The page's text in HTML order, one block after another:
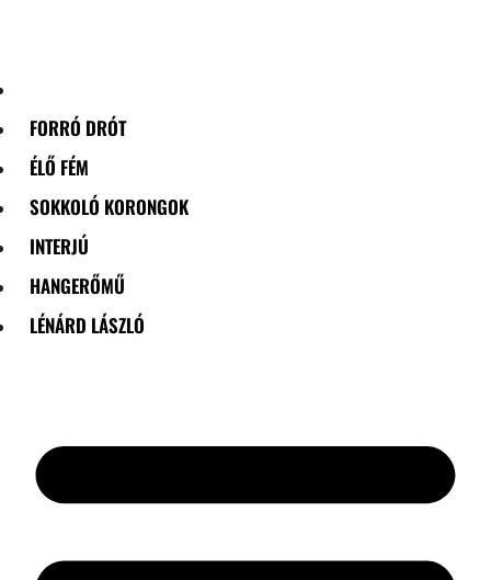
FORRÓ DRÓT
ÉLŐ FÉM
SOKKOLÓ KORONGOK
INTERJÚ
HANGERŐMŰ
LÉNÁRD LÁSZLÓ